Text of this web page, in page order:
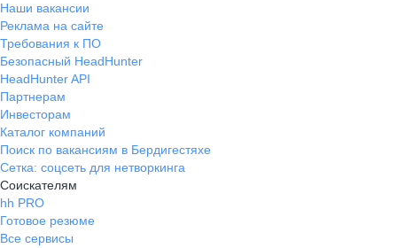
Наши вакансии
Реклама на сайте
Требования к ПО
Безопасный HeadHunter
HeadHunter API
Партнерам
Инвесторам
Каталог компаний
Поиск по вакансиям в Бердигестяхе
Сетка: соцсеть для нетворкинга
Соискателям
hh PRO
Готовое резюме
Все сервисы